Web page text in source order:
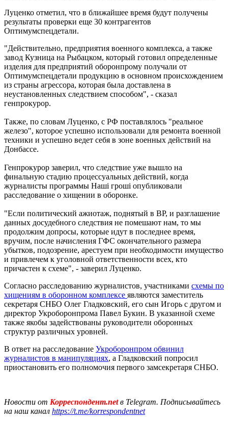
Луценко отметил, что в ближайшее время будут получены
результаты проверки еще 30 контрагентов
Оптимумспецдетали.
"Действительно, предприятия военного комплекса, а также
завод Кузница на Рыбацком, который готовил определенные
изделия для предприятий оборонпрому получали от
Оптимумспецдетали продукцию в основном происхождением
из страны агрессора, которая была доставлена ​​в
неустановленных следствием способом", - сказал
генпрокурор.
Также, по словам Луценко, с РФ поставлялось "реальное
железо", которое успешно использовали для ремонта военной
техники и успешно ведет себя в зоне военных действий на
Донбассе.
Генпрокурор заверил, что следствие уже вышло на
финальную стадию процессуальных действий, когда
журналисты программы Наші гроші опубликовали
расследование о хищении в оборонке.
"Если политический ажиотаж, поднятый в ВР, и разглашение
данных досудебного следствия не помешают нам, то мы
продолжим допросы, которые идут в последнее время,
вручим, после начисления ГФС окончательного размера
убытков, подозрение, арестуем при необходимости имущество
и привлечем к уголовной ответственности всех, кто
причастен к схеме", - заверил Луценко.
Согласно расследованию журналистов, участниками схемы по
хищениям в оборонном комплексе являются заместитель
секретаря СНБО Олег Гладковский, его сын Игорь с другом и
директор Укроборонпрома Павел Букин. В указанной схеме
также якобы задействованы руководители оборонных
структур различных уровней.
В ответ на расследование Укроборонпром обвинил
журналистов в манипуляциях, а Гладковский попросил
приостановить его полномочия первого замсекретаря СНБО.
Новости от Корреспондент.netв Telegram. Подписывайтесь
на наш канал https://t.me/korrespondentnet